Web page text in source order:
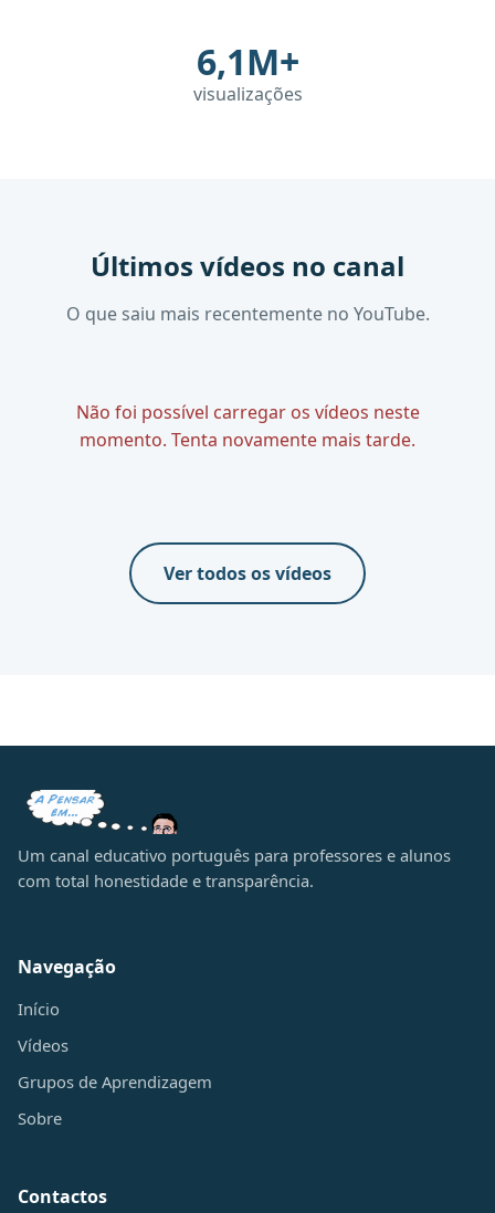
6,1M+
visualizações
Últimos vídeos no canal
O que saiu mais recentemente no YouTube.
Não foi possível carregar os vídeos neste
momento. Tenta novamente mais tarde.
Ver todos os vídeos
Um canal educativo português para professores e alunos
com total honestidade e transparência.
Navegação
Início
Vídeos
Grupos de Aprendizagem
Sobre
Contactos